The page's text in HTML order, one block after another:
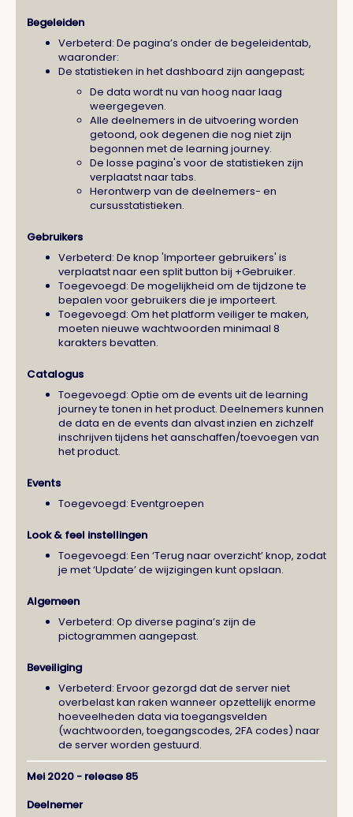
Begeleiden
Verbeterd: De pagina’s onder de begeleidentab,
waaronder:
De statistieken in het dashboard zijn aangepast;
De data wordt nu van hoog naar laag
weergegeven.
Alle deelnemers in de uitvoering worden
getoond, ook degenen die nog niet zijn
begonnen met de learning journey.
De losse pagina's voor de statistieken zijn
verplaatst naar tabs.
Herontwerp van de deelnemers- en
cursusstatistieken.
Gebruikers
Verbeterd: De knop 'Importeer gebruikers' is
verplaatst naar een split button bij +Gebruiker.
Toegevoegd: De mogelijkheid om de tijdzone te
bepalen voor gebruikers die je importeert.
Toegevoegd: Om het platform veiliger te maken,
moeten nieuwe wachtwoorden minimaal 8
karakters bevatten.
Catalogus
Toegevoegd: Optie om de events uit de learning
journey te tonen in het product. Deelnemers kunnen
de data en de events dan alvast inzien en zichzelf
inschrijven tijdens het aanschaffen/toevoegen van
het product.
Events
Toegevoegd: Eventgroepen
Look & feel instellingen
Toegevoegd: Een ‘Terug naar overzicht’ knop, zodat
je met ‘Update’ de wijzigingen kunt opslaan.
Algemeen
Verbeterd: Op diverse pagina’s zijn de
pictogrammen aangepast.
Beveiliging
Verbeterd: Ervoor gezorgd dat de server niet
overbelast kan raken wanneer opzettelijk enorme
hoeveelheden data via toegangsvelden
(wachtwoorden, toegangscodes, 2FA codes) naar
de server worden gestuurd.
Mei 2020 - release 85
Deelnemer